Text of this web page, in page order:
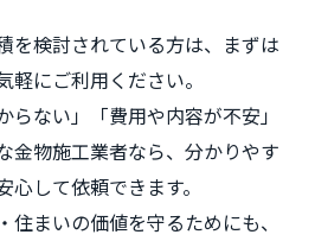
を検討されている方は、まずは
にご利用ください。
らない」「費用や内容が不安」
金物施工業者なら、分かりやす
して依頼できます。
住まいの価値を守るためにも、